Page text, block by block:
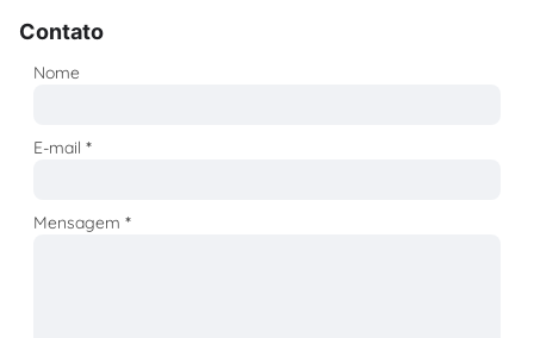
Contato
Nome
E-mail*
Mensagem*